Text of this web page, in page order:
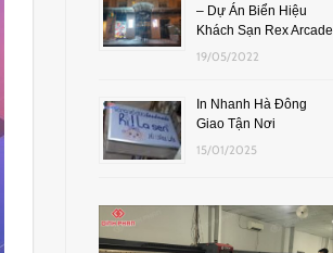
– Dự Án Biển Hiệu
Khách Sạn Rex Arcade
19/05/2022
In Nhanh Hà Đông
Giao Tận Nơi
15/01/2025